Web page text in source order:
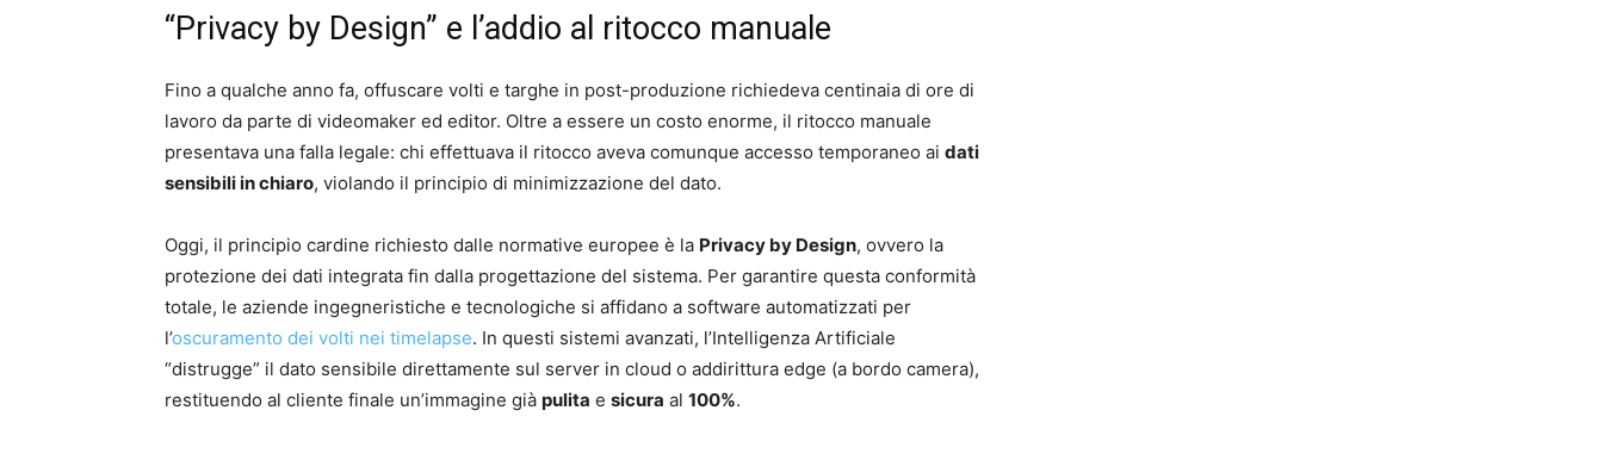
“Privacy by Design” e l’addio al ritocco manuale
Fino a qualche anno fa, offuscare volti e targhe in post-produzione richiedeva centinaia di ore di
lavoro da parte di videomaker ed editor. Oltre a essere un costo enorme, il ritocco manuale
presentava una falla legale: chi effettuava il ritocco aveva comunque accesso temporaneo ai dati
sensibili in chiaro, violando il principio di minimizzazione del dato.
Oggi, il principio cardine richiesto dalle normative europee è la Privacy by Design, ovvero la
protezione dei dati integrata fin dalla progettazione del sistema. Per garantire questa conformità
totale, le aziende ingegneristiche e tecnologiche si affidano a software automatizzati per
l’oscuramento dei volti nei timelapse. In questi sistemi avanzati, l’Intelligenza Artificiale
“distrugge” il dato sensibile direttamente sul server in cloud o addirittura edge (a bordo camera),
restituendo al cliente finale un’immagine già pulita e sicura al 100%.